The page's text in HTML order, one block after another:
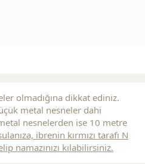
olmadığına dikkat ediniz.
metal nesneler dahi
nesnelerden ise 10 metre
ibrenin kırmızı tarafı N
namazınızı kılabilirsiniz.